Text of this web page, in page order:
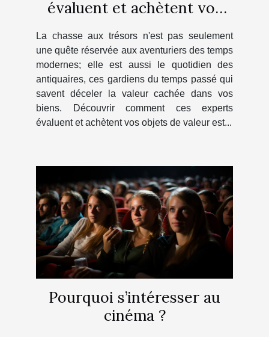
évaluent et achètent vos
La chasse aux trésors n'est pas seulement
une quête réservée aux aventuriers des temps
modernes; elle est aussi le quotidien des
antiquaires, ces gardiens du temps passé qui
savent déceler la valeur cachée dans vos
biens. Découvrir comment ces experts
évaluent et achètent vos objets de valeur est...
Pourquoi s’intéresser au
cinéma ?